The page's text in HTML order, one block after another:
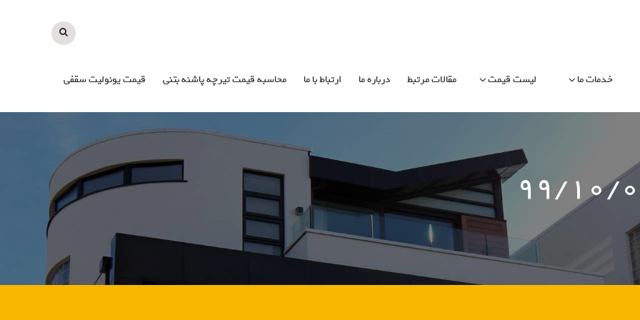
خدمات ما لیست قیمت مقالات مرتبط درباره ما ارتباط با ما محاسبه قیمت تیرچه پاشنه بتنی قیمت یونولیت سقفی